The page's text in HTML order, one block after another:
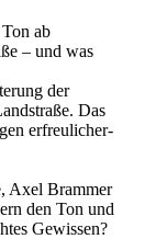
ab
– und was
der
Das
erfreu­li­cher­
Axel Brammer
den Ton und
Gewis­sen?